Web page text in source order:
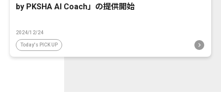
by PKSHA AI Coach」の提供開始
2024/12/24
Today's PICK UP